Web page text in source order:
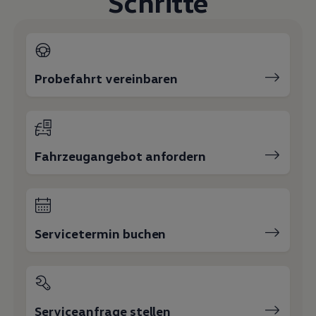
Volkswagen R
Probefahrt vereinbaren
Fahrzeugangebot anfordern
Servicetermin buchen
Serviceanfrage stellen